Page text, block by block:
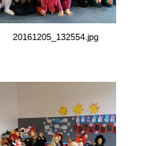
20161205_132554.jpg